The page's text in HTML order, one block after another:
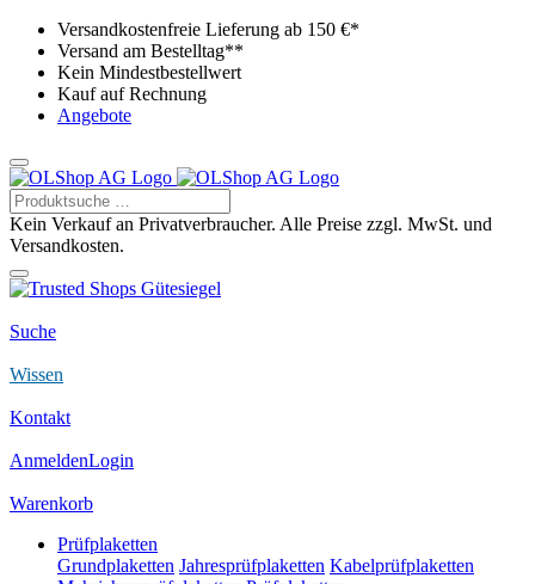
Versandkostenfreie Lieferung ab 150 €*
Versand am Bestelltag**
Kein Mindestbestellwert
Kauf auf Rechnung
Angebote
Kein Verkauf an Privatverbraucher. Alle Preise zzgl. MwSt. und
Versandkosten.
Suche
Wissen
Kontakt
AnmeldenLogin
Warenkorb
Prüfplaketten
Grundplaketten Jahresprüfplaketten Kabelprüfplaketten